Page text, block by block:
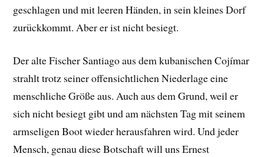
geschlagen und mit leeren Händen, in sein kleines Dorf
zurückkommt. Aber er ist nicht besiegt.
Der alte Fischer Santiago aus dem kubanischen Cojímar
strahlt trotz seiner offensichtlichen Niederlage eine
menschliche Größe aus. Auch aus dem Grund, weil er
sich nicht besiegt gibt und am nächsten Tag mit seinem
armseligen Boot wieder herausfahren wird. Und jeder
Mensch, genau diese Botschaft will uns Ernest